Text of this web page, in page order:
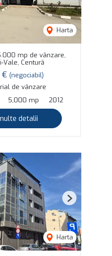
Harta
mp de vânzare,
Vale, Centură
€ (negociabil)
de vânzare
5,000 mp 2012
detalii
Harta
Next